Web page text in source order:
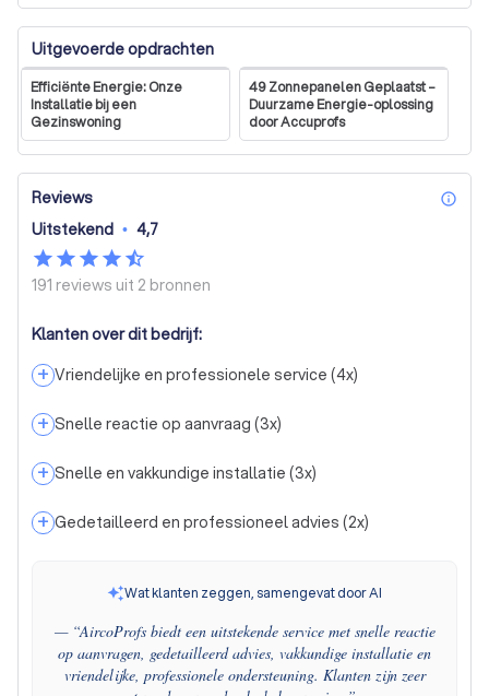
Uitgevoerde opdrachten
Efficiënte Energie: Onze
Installatie bij een
Gezinswoning
49 Zonnepanelen Geplaatst –
Duurzame Energie-oplossing
door Accuprofs
Reviews
Uitstekend • 4,7
191 reviews uit 2 bronnen
Klanten over dit bedrijf:
+ Vriendelijke en professionele service (4x)
+ Snelle reactie op aanvraag (3x)
+ Snelle en vakkundige installatie (3x)
+ Gedetailleerd en professioneel advies (2x)
Wat klanten zeggen, samengevat door AI
— “AircoProfs biedt een uitstekende service met snelle reactie
op aanvragen, gedetailleerd advies, vakkundige installatie en
vriendelijke, professionele ondersteuning. Klanten zijn zeer